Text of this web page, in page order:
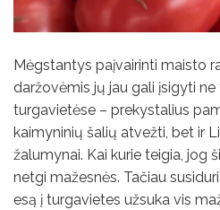
Mėgstantys paįvairinti maisto
daržovėmis jų jau gali įsigyti
turgavietėse – prekystalius
kaimyninių šalių atvežti, bet ir
žalumynai. Kai kurie teigia, jog
netgi mažesnės. Tačiau
esą į turgavietes užsuka vis